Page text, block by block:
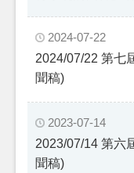
2024-07-22
2024/07/22 第七
聞稿)
2023-07-14
2023/07/14 第六
聞稿)